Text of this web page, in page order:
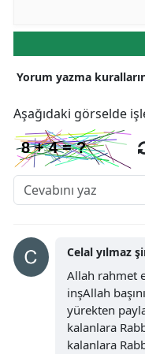
Yorum yazma
Aşağıdaki görselde
Celal yılmaz
Allah rahmet
inşAllah
yürekten
kalanlara
kalanlara